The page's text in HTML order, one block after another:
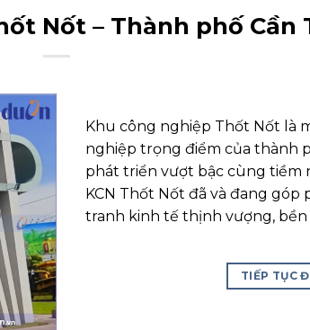
Nốt – Thành phố Cần
Khu công nghiệp Thốt Nốt là
nghiệp trọng điểm của thành
phát triển vượt bậc cùng tiềm
KCN Thốt Nốt đã và đang
tranh kinh tế thịnh vượng, bền
TIẾP TỤC